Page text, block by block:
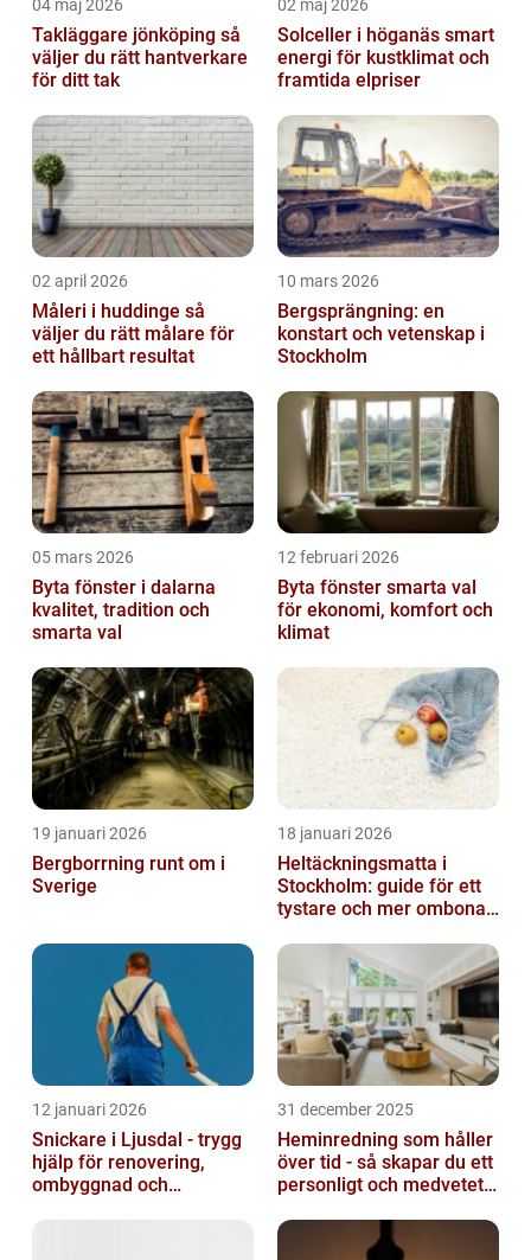
04 maj 2026
Takläggare jönköping så
väljer du rätt hantverkare
för ditt tak
02 maj 2026
Solceller i höganäs smart
energi för kustklimat och
framtida elpriser
02 april 2026
Måleri i huddinge så
väljer du rätt målare för
ett hållbart resultat
10 mars 2026
Bergsprängning: en
konstart och vetenskap i
Stockholm
05 mars 2026
Byta fönster i dalarna
kvalitet, tradition och
smarta val
12 februari 2026
Byta fönster smarta val
för ekonomi, komfort och
klimat
19 januari 2026
Bergborrning runt om i
Sverige
18 januari 2026
Heltäckningsmatta i
Stockholm: guide för ett
tystare och mer ombonat
12 januari 2026
Snickare i Ljusdal - trygg
hjälp för renovering,
ombyggnad och
31 december 2025
Heminredning som håller
över tid - så skapar du ett
personligt och medvetet